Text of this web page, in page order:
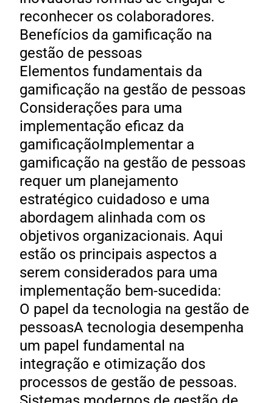
reconhecer os colaboradores.
Benefícios da gamificação na
gestão de pessoas
Elementos fundamentais da
gamificação na gestão de pessoas
Considerações para uma
implementação eficaz da
gamificaçãoImplementar a
gamificação na gestão de pessoas
requer um planejamento
estratégico cuidadoso e uma
abordagem alinhada com os
objetivos organizacionais. Aqui
estão os principais aspectos a
serem considerados para uma
implementação bem-sucedida:
O papel da tecnologia na gestão de
pessoasA tecnologia desempenha
um papel fundamental na
integração e otimização dos
processos de gestão de pessoas.